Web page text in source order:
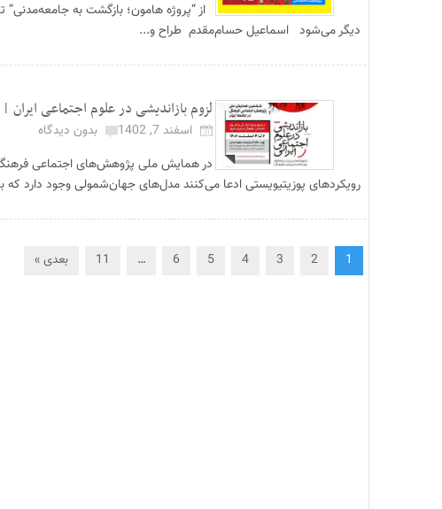
از “پروژه هامون؛ بازگشت به
دیگر می‌شود اسماعیل حسام‌مقدم طراح و...
لزوم بازاندیشی در علوم اجتماعی
اسفند 7, 1402
بدون دیدگاه
در همایش ملی پژوهش‌های اجتماعی
رویکردهای پوزیتیویستی ادعا می‌کنند مدل‌های جهان‌شمولی وجود دارد که
1
2
3
4
5
6
…
11 بعدی »